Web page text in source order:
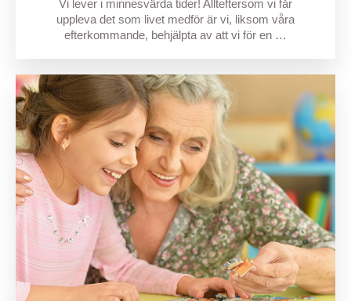
Vi lever i minnesvärda tider! Allteftersom vi får
uppleva det som livet medför är vi, liksom våra
efterkommande, behjälpta av att vi för en …